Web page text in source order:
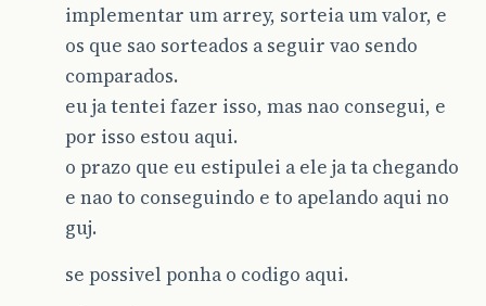
implementar um arrey, sorteia um valor, e
os que sao sorteados a seguir vao sendo
comparados.
eu ja tentei fazer isso, mas nao consegui, e
por isso estou aqui.
o prazo que eu estipulei a ele ja ta chegando
e nao to conseguindo e to apelando aqui no
guj.
se possivel ponha o codigo aqui.